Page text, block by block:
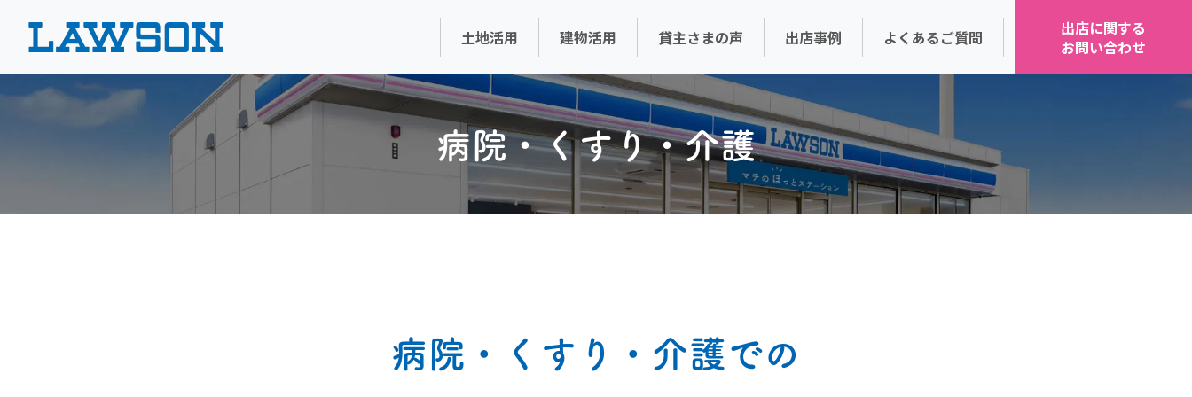
土地活用 建物活用 貸主さまの声 出店事例 よくあるご質問
出店に関する
お問い合わせ
病院・くすり・介護
病院・くすり・介護での